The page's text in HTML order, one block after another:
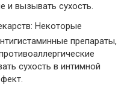
и вызывать сухость.
Некоторые
препараты,
сухость в интимной